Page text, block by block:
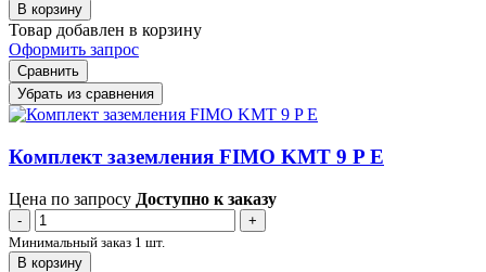
В корзину
Товар добавлен в корзину
Оформить запрос
Сравнить
Убрать из сравнения
Комплект заземления FIMO KMT 9 P E
Цена по запросу Доступно к заказу
-
+
Минимальный заказ 1 шт.
В корзину